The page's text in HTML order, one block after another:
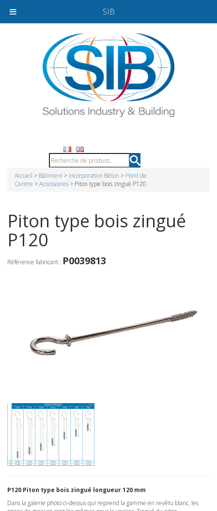
Accueil > Bâtiment > Incorporation Béton > Point de
Centre >Accessoires > Piton type bois zingué P120
Piton type bois zingué
P120
Référence fabricant : P0039813
P120 Piton type bois zingué longueur 120 mm
Dans la galerie photo ci-dessus qui reprend la gamme en revêtu blanc, les
SIB